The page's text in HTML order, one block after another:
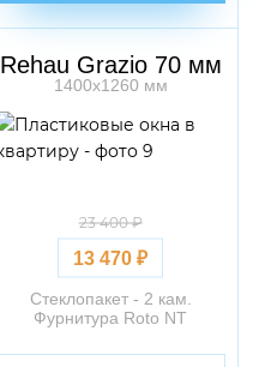
Rehau Grazio 70 мм
1400х1260 мм
23 400 ₽
13 470 ₽
Стеклопакет - 2 кам.
Фурнитура Roto NT